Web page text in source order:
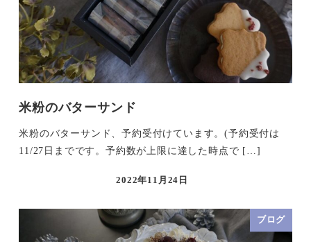
米粉のバターサンド
米粉のバターサンド、予約受付けています。(予約受付は
11/27日までです。予約数が上限に達した時点で […]
2022年11月24日
ブログ